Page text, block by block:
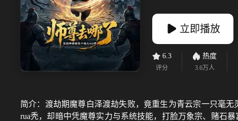
立即播放
6.3
评分
热度
3.6万人
简介： 渡劫期魔尊白泽渡劫失败，竟重生为青云宗一只毫
rua秃，却暗中凭魔尊实力与系统技能，打脸万象宗、赌石